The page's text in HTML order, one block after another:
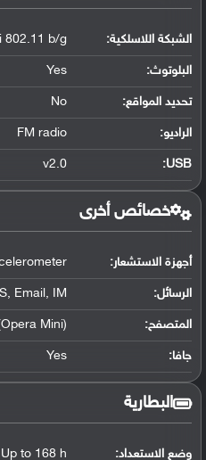
الشبكة اللاسلكية: 802.11 b/g
البلوتوث:
Yes
تحديد المواقع:
No
الراديو: FM radio
USB
:
v2.0
خصائص أخرى
أجهزة الاستشعار:
الرسائل: Email, IM
المتصفح: Mini)
جافا: Yes
البطارية
وضع الاستعداد: Up to 168 h